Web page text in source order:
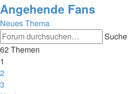
Angehende Fans
Neues Thema
Suche
62 Themen
1
2
3